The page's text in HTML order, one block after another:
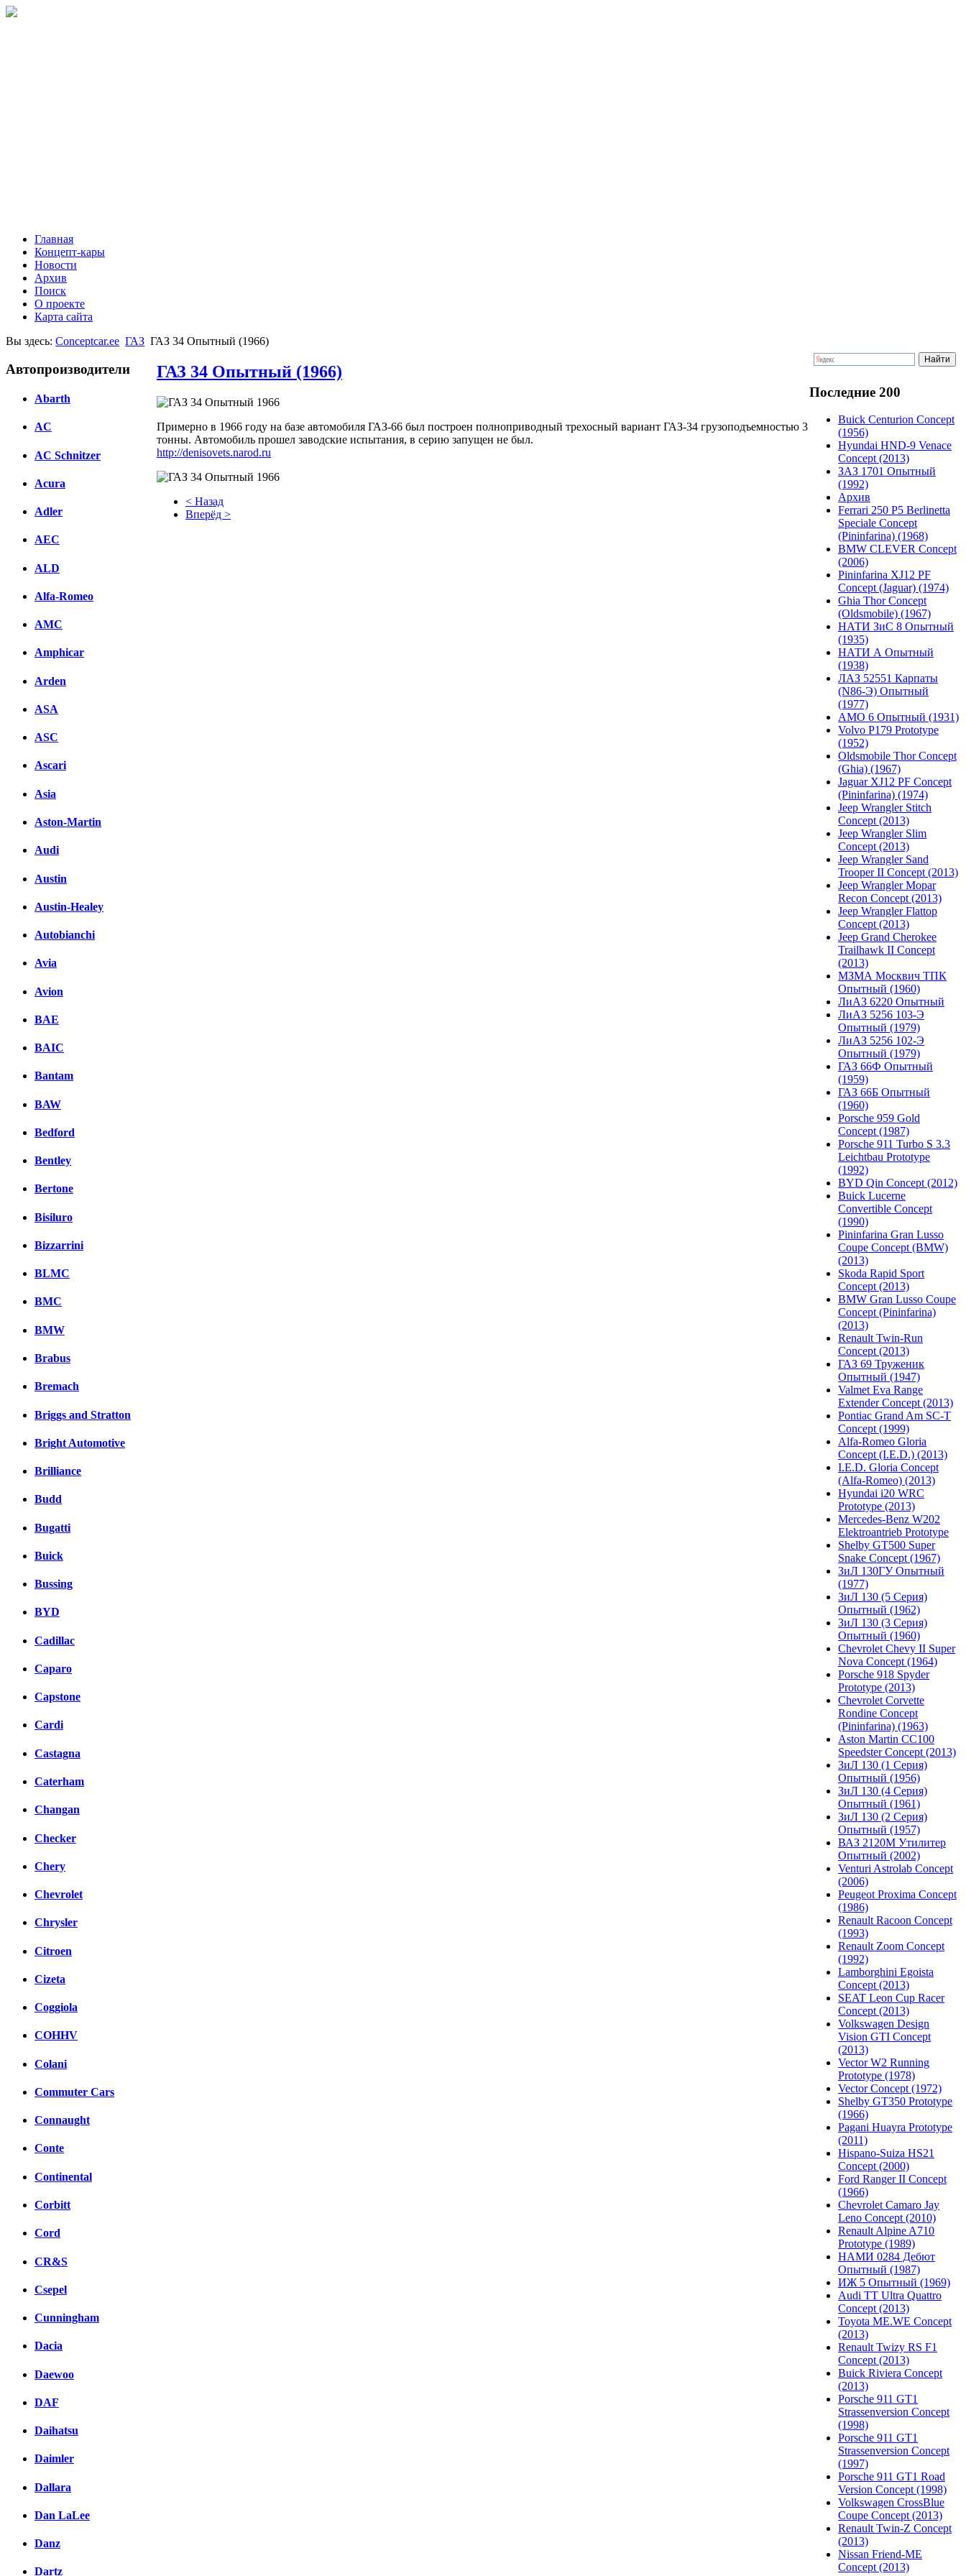
Главная
Концепт-кары
Новости
Архив
Поиск
О проекте
Карта сайта
Вы здесь: Conceptcar.ee ГАЗ ГАЗ 34 Опытный (1966)
Автопроизводители
Abarth
AC
AC Schnitzer
Acura
Adler
AEC
ALD
Alfa-Romeo
AMC
Amphicar
Arden
ASA
ASC
Ascari
Asia
Aston-Martin
Audi
Austin
Austin-Healey
Autobianchi
Avia
Avion
BAE
BAIC
Bantam
BAW
Bedford
Bentley
Bertone
Bisiluro
Bizzarrini
BLMC
BMC
BMW
Brabus
Bremach
Briggs and Stratton
Bright Automotive
Brilliance
Budd
Bugatti
Buick
Bussing
BYD
Cadillac
Caparo
Capstone
Cardi
Castagna
Caterham
Changan
Checker
Chery
Chevrolet
Chrysler
Citroen
Cizeta
Coggiola
COHHV
Colani
Commuter Cars
Connaught
Conte
Continental
Corbitt
Cord
CR&S
Csepel
Cunningham
Dacia
Daewoo
DAF
Daihatsu
Daimler
Dallara
Dan LaLee
Danz
Dartz
ГАЗ 34 Опытный (1966)
Примерно в 1966 году на базе автомобиля ГАЗ-66 был построен полноприводный трехосный вариант ГАЗ-34 грузоподъемностью 3
тонны. Автомобиль прошел заводские испытания, в серию запущен не был.
http://denisovets.narod.ru
< Назад
Вперёд >
Последние 200
Buick Centurion Concept
(1956)
Hyundai HND-9 Venace
Concept (2013)
ЗАЗ 1701 Опытный
(1992)
Архив
Ferrari 250 P5 Berlinetta
Speciale Concept
(Pininfarina) (1968)
BMW CLEVER Concept
(2006)
Pininfarina XJ12 PF
Concept (Jaguar) (1974)
Ghia Thor Concept
(Oldsmobile) (1967)
НАТИ ЗиС 8 Опытный
(1935)
НАТИ А Опытный
(1938)
ЛАЗ 52551 Карпаты
(N86-Э) Опытный
(1977)
АМО 6 Опытный (1931)
Volvo P179 Prototype
(1952)
Oldsmobile Thor Concept
(Ghia) (1967)
Jaguar XJ12 PF Concept
(Pininfarina) (1974)
Jeep Wrangler Stitch
Concept (2013)
Jeep Wrangler Slim
Concept (2013)
Jeep Wrangler Sand
Trooper II Concept (2013)
Jeep Wrangler Mopar
Recon Concept (2013)
Jeep Wrangler Flattop
Concept (2013)
Jeep Grand Cherokee
Trailhawk II Concept
(2013)
МЗМА Москвич ТПК
Опытный (1960)
ЛиАЗ 6220 Опытный
ЛиАЗ 5256 103-Э
Опытный (1979)
ЛиАЗ 5256 102-Э
Опытный (1979)
ГАЗ 66Ф Опытный
(1959)
ГАЗ 66Б Опытный
(1960)
Porsche 959 Gold
Concept (1987)
Porsche 911 Turbo S 3.3
Leichtbau Prototype
(1992)
BYD Qin Concept (2012)
Buick Lucerne
Convertible Concept
(1990)
Pininfarina Gran Lusso
Coupe Concept (BMW)
(2013)
Skoda Rapid Sport
Concept (2013)
BMW Gran Lusso Coupe
Concept (Pininfarina)
(2013)
Renault Twin-Run
Concept (2013)
ГАЗ 69 Труженик
Опытный (1947)
Valmet Eva Range
Extender Concept (2013)
Pontiac Grand Am SC-T
Concept (1999)
Alfa-Romeo Gloria
Concept (I.E.D.) (2013)
I.E.D. Gloria Concept
(Alfa-Romeo) (2013)
Hyundai i20 WRC
Prototype (2013)
Mercedes-Benz W202
Elektroantrieb Prototype
Shelby GT500 Super
Snake Concept (1967)
ЗиЛ 130ГУ Опытный
(1977)
ЗиЛ 130 (5 Серия)
Опытный (1962)
ЗиЛ 130 (3 Серия)
Опытный (1960)
Chevrolet Chevy II Super
Nova Concept (1964)
Porsche 918 Spyder
Prototype (2013)
Chevrolet Corvette
Rondine Concept
(Pininfarina) (1963)
Aston Martin CC100
Speedster Concept (2013)
ЗиЛ 130 (1 Серия)
Опытный (1956)
ЗиЛ 130 (4 Серия)
Опытный (1961)
ЗиЛ 130 (2 Серия)
Опытный (1957)
ВАЗ 2120М Утилитер
Опытный (2002)
Venturi Astrolab Concept
(2006)
Peugeot Proxima Concept
(1986)
Renault Racoon Concept
(1993)
Renault Zoom Concept
(1992)
Lamborghini Egoista
Concept (2013)
SEAT Leon Cup Racer
Concept (2013)
Volkswagen Design
Vision GTI Concept
(2013)
Vector W2 Running
Prototype (1978)
Vector Concept (1972)
Shelby GT350 Prototype
(1966)
Pagani Huayra Prototype
(2011)
Hispano-Suiza HS21
Concept (2000)
Ford Ranger II Concept
(1966)
Chevrolet Camaro Jay
Leno Concept (2010)
Renault Alpine A710
Prototype (1989)
НАМИ 0284 Дебют
Опытный (1987)
ИЖ 5 Опытный (1969)
Audi TT Ultra Quattro
Concept (2013)
Toyota ME.WE Concept
(2013)
Renault Twizy RS F1
Concept (2013)
Buick Riviera Concept
(2013)
Porsche 911 GT1
Strassenversion Concept
(1998)
Porsche 911 GT1
Strassenversion Concept
(1997)
Porsche 911 GT1 Road
Version Concept (1998)
Volkswagen CrossBlue
Coupe Concept (2013)
Renault Twin-Z Concept
(2013)
Nissan Friend-ME
Concept (2013)